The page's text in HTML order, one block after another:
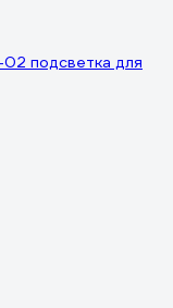
подсветка для